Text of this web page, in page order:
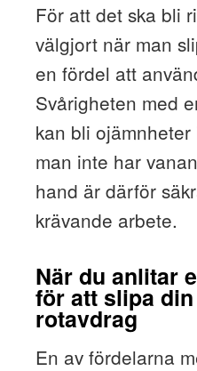
För att det ska bli
välgjort när man
en fördel att
Svårigheten med
kan bli
man inte har
hand är därför
krävande arbete.
När du anlitar
för att slipa
rotavdrag
En av fördelarna